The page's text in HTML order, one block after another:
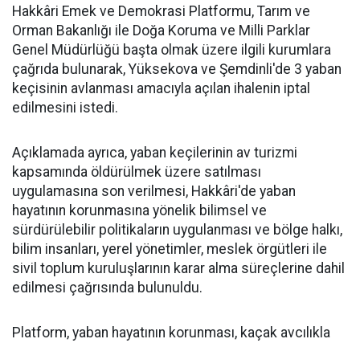
Hakkâri Emek ve Demokrasi Platformu, Tarım ve
Orman Bakanlığı ile Doğa Koruma ve Milli Parklar
Genel Müdürlüğü başta olmak üzere ilgili kurumlara
çağrıda bulunarak, Yüksekova ve Şemdinli'de 3 yaban
keçisinin avlanması amacıyla açılan ihalenin iptal
edilmesini istedi.
Açıklamada ayrıca, yaban keçilerinin av turizmi
kapsamında öldürülmek üzere satılması
uygulamasına son verilmesi, Hakkâri'de yaban
hayatının korunmasına yönelik bilimsel ve
sürdürülebilir politikaların uygulanması ve bölge halkı,
bilim insanları, yerel yönetimler, meslek örgütleri ile
sivil toplum kuruluşlarının karar alma süreçlerine dahil
edilmesi çağrısında bulunuldu.
Platform, yaban hayatının korunması, kaçak avcılıkla